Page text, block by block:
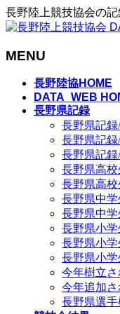
長野陸上競技協会の
MENU
長野陸協HOME
DATA_WEB
長野県記録
長野県記録
長野県記録
長野県記録
長野県高
長野県高
長野県中
長野県中
長野県小
長野県小
長野県小
今年樹立
今年追加
長野県選